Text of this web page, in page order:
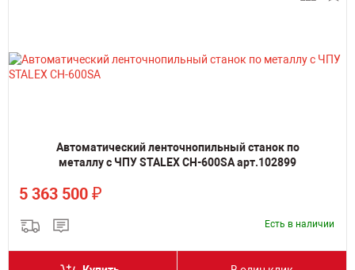
Автоматический ленточнопильный станок по
металлу с ЧПУ STALEX CH-600SA арт.102899
5 363 500 ₽
Есть в наличии